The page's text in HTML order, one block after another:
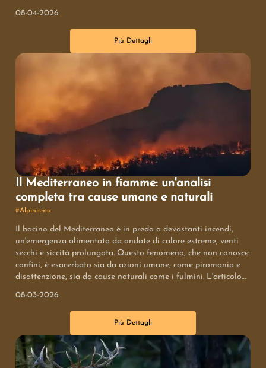
climatici e solleva interrogativi sul futuro dello sci estivo in
08-04-2026
Più Dettagli
Il Mediterraneo in fiamme: un'analisi
completa tra cause umane e naturali
#Alpinismo
Il bacino del Mediterraneo è in preda a devastanti incendi,
un'emergenza alimentata da ondate di calore estreme, venti
secchi e siccità prolungata. Questo fenomeno, che non conosce
confini, è esacerbato sia da azioni umane, come piromania e
disattenzione, sia da cause naturali come i fulmini. L'articolo
efficace e strategie di prevenzione per salvaguardare il
08-03-2026
Più Dettagli